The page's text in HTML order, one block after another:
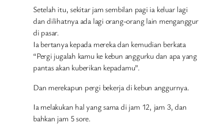
Setelah itu, sekitar jam sembilan pagi ia keluar lagi
dan dilihatnya ada lagi orang-orang lain menganggur
di pasar.
Ia bertanya kepada mereka dan kemudian berkata
“Pergi jugalah kamu ke kebun anggurku dan apa yang
pantas akan kuberikan kepadamu”.
Dan merekapun pergi bekerja di kebun anggurnya.
Ia melakukan hal yang sama di jam 12, jam 3, dan
bahkan jam 5 sore.